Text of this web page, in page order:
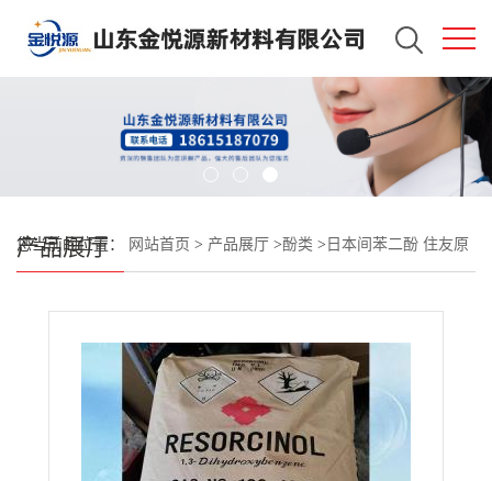
产品展厅
您当前的位置： 网站首页 > 产品展厅 >酚类 > 日本间苯二酚 住友原